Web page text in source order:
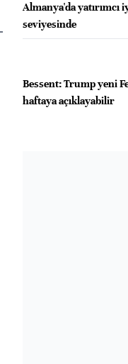
Almanya'da yatırımcı
seviyesinde
Bessent: Trump yeni
haftaya açıklayabilir